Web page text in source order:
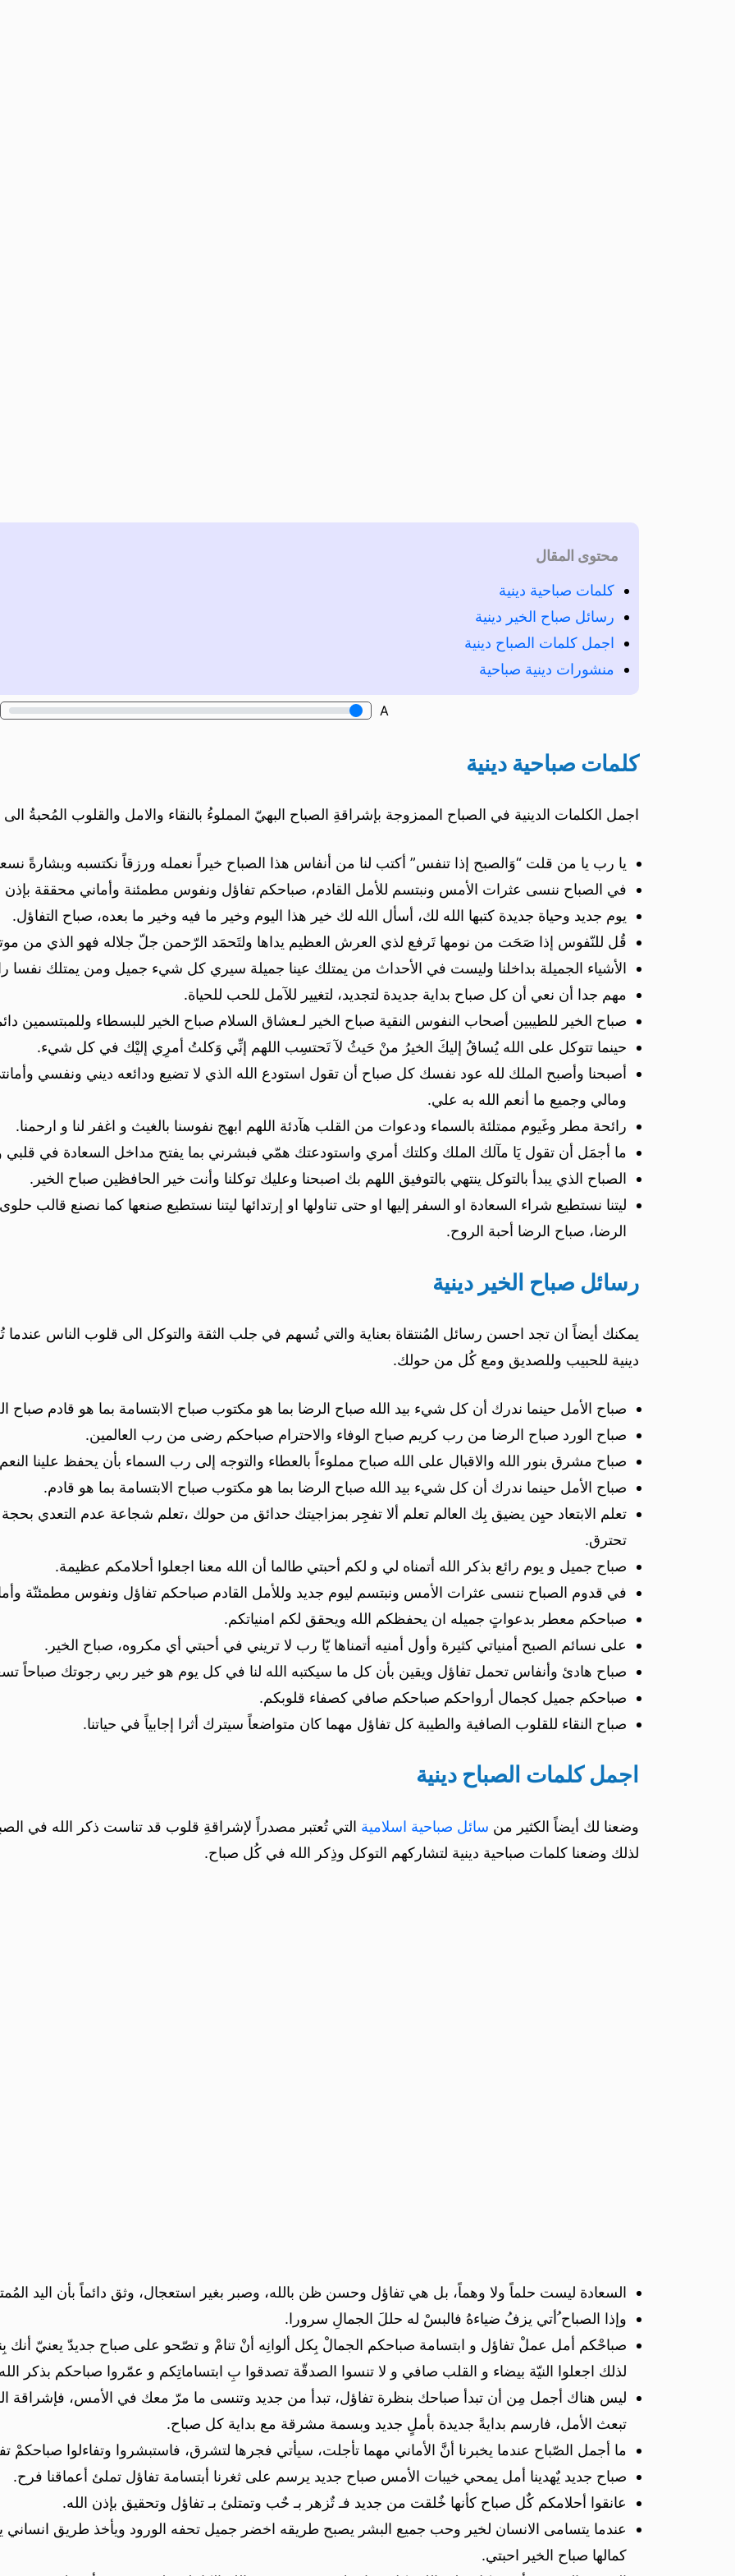
محتوى المقال
كلمات صباحية دينية
رسائل صباح الخير دينية
اجمل كلمات الصباح دينية
منشورات دينية صباحية
A
كلمات صباحية دينية
اجمل الكلمات الدينية في الصباح الممزوجة بإشراقةِ الصباح البهيّ المملوءُ بالنقاء والامل والقلوب المُحبةُ الى
يا رب يا من قلت “وَالصبح إذا تنفس” أكتب لنا من أنفاس هذا الصباح خيراً نعمله ورزقاً نكتسبه وبشارةً
في الصباح ننسى عثرات الأمس ونبتسم للأمل القادم، صباحكم تفاؤل ونفوس مطمئنة وأماني محققة بإذن
يوم جديد وحياة جديدة كتبها الله لك، أسأل الله لك خير هذا اليوم وخير ما فيه وخير ما بعده، صباح التفاؤل.
قُل للنّفوس إذا صَحَت من نومها تَرفع لذي العرش العظيم يداها ولتَحمَد الرّحمن جلّ جلاله فهو الذي من
الأشياء الجميلة بداخلنا وليست في الأحداث من يمتلك عينا جميلة سيري كل شيء جميل ومن يمتلك نفسا
مهم جدا أن نعي أن كل صباح بداية جديدة لتجديد، لتغيير للآمل للحب للحياة.
صباح الخير للطيبين أصحاب النفوس النقية صباح الخير لـعشاق السلام صباح الخير للبسطاء وللمبتسمين
حينما تتوكل على الله يُساقُ إليكَ الخيرُ منْ حَيثُ لآ تَحتسِب اللهم إنِّي وَكلتُ أمرِي إليْك في كل شيء.
أصبحنا وأصبح الملك لله عود نفسك كل صباح أن تقول استودع الله الذي لا تضيع ودائعه ديني ونفسي
ومالي وجميع ما أنعم الله به علي.
رائحة مطر وغَيوم ممتلئة بالسماء ودعوات من القلب هآدئة اللهم ابهج نفوسنا بالغيث و اغفر لنا و ارحمنا.
ما أجمَل أن تقول يَا مآلك الملك وكلتك أمري واستودعتك همّي فبشرني بما يفتح مداخل السعادة في قلبي
الصباح الذي يبدأ بالتوكل ينتهي بالتوفيق اللهم بك اصبحنا وعليك توكلنا وأنت خير الحافظين صباح الخير.
ليتنا نستطيع شراء السعادة او السفر إليها او حتى تناولها او إرتدائها ليتنا نستطيع صنعها كما نصنع قالب
الرضا، صباح الرضا أحبة الروح.
رسائل صباح الخير دينية
يمكنك أيضاً ان تجد احسن رسائل المُنتقاة بعناية والتي تُسهم في جلب الثقة والتوكل الى قلوب الناس
دينية للحبيب وللصديق ومع كُل من حولك.
صباح الأمل حينما ندرك أن كل شيء بيد الله صباح الرضا بما هو مكتوب صباح الابتسامة بما هو قادم صباح
صباح الورد صباح الرضا من رب كريم صباح الوفاء والاحترام صباحكم رضى من رب العالمين.
صباح مشرق بنور الله والاقبال على الله صباح مملوءاً بالعطاء والتوجه إلى رب السماء بأن يحفظ علينا
صباح الأمل حينما ندرك أن كل شيء بيد الله صباح الرضا بما هو مكتوب صباح الابتسامة بما هو قادم.
تعلم الابتعاد حيِن يضيق بِك العالم تعلم ألا تفجِر بمزاجيتك حدائق من حولك ،تعلم شجاعة عدم التعدي
تحترق.
صباح جميل و يوم رائع بذكر الله أتمناه لي و لكم أحبتي طالما أن الله معنا اجعلوا أحلامكم عظيمة.
في قدوم الصباح ننسى عثرات الأمس ونبتسم ليوم جديد وللأمل القادم صباحكم تفاؤل ونفوس مطمئنّة
صباحكم معطر بدعواتٍ جميله ان يحفظكم الله ويحقق لكم امنياتكم.
على نسائم الصبح أمنياتي كثيرة وأول أمنيه أتمناها يّا رب لا تريني في أحبتي أي مكروه، صباح الخير.
صباح هادئ وأنفاس تحمل تفاؤل ويقين بأن كل ما سيكتبه الله لنا في كل يوم هو خير ربي رجوتك صباحاً
صباحكم جميل كجمال أرواحكم صباحكم صافي كصفاء قلوبكم.
صباح النقاء للقلوب الصافية والطيبة كل تفاؤل مهما كان متواضعاً سيترك أثرا إجابياً في حياتنا.
اجمل كلمات الصباح دينية
وضعنا لك أيضاً الكثير من سائل صباحية اسلامية التي تُعتبر مصدراً لإشراقةِ قلوب قد تناست ذكر الله في
لذلك وضعنا كلمات صباحية دينية لتشاركهم التوكل وذِكر الله في كُل صباح.
السعادة ليست حلماً ولا وهماً، بل هي تفاؤل وحسن ظن بالله، وصبر بغير استعجال، وثق دائماً بأن اليد
وإذا الصباح ُأتي يزفُ ضياءهُ فالبسْ له حللَ الجمالِ سرورا.
صباحْكم أمل عملْ تفاؤل و ابتسامة صباحكم الجمالْ بِكل ألوانِه أنْ تنامْ و تصّحو على صباح جديدّ يعنيّ أنك
لذلك اجعلوا النيّة بيضاء و القلب صافي و لا تنسوا الصدقّة تصدقوا بِ ابتساماتِكم و عمّروا صباحكم بذكر
ليس هناك أجمل مِن أن تبدأ صباحك بنظرة تفاؤل، تبدأ من جديد وتنسى ما مرّ معك في الأمس،
تبعث الأمل، فارسم بدايةً جديدة بأملٍ جديد وبسمة مشرقة مع بداية كل صباح.
ما أجمل الصّباح عندما يخبرنا أنَّ الأماني مهما تأجلت، سيأتي فجرها لتشرق، فاستبشروا وتفاءلوا صباحكمْ
صباح جديد يٌهدينا أمل يمحي خيبات الأمس صباح جديد يرسم على ثغرنا أبتسامة تفاؤل تملئ أعماقنا فرح.
عانقوا أحلامكم كٌل صباح كأنها خٌلقت من جديد فـ تٌزهر بـ حٌب وتمتلئ بـ تفاؤل وتحقيق بإذن الله.
عندما يتسامى الانسان لخير وحب جميع البشر يصبح طريقه اخضر جميل تحفه الورود ويأخذ طريق انساني
كمالها صباح الخير احبتي.